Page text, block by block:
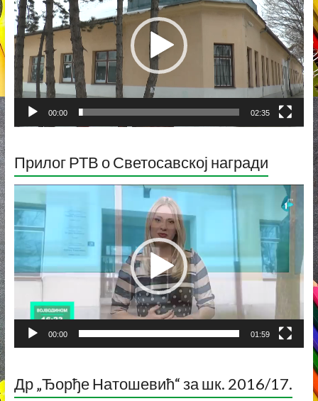
00:00 02:35
Прилог РТВ о Светосавској награди
Прегледач
видео
записа
00:00 01:59
Др „Ђорђе Натошевић“ за шк. 2016/17.